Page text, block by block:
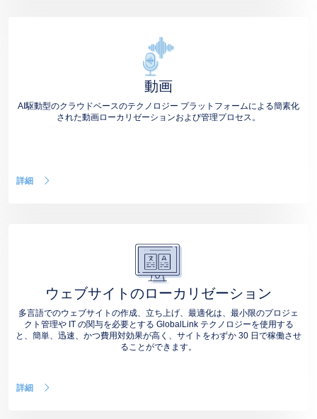
動画
AI駆動型のクラウドベースのテクノロジー プラットフォームによる簡素化
された動画ローカリゼーションおよび管理プロセス。
詳細
ウェブサイトのローカリゼーション
多言語でのウェブサイトの作成、立ち上げ、最適化は、最小限のプロジェ
クト管理や IT の関与を必要とする GlobalLink テクノロジーを使用する
と、簡単、迅速、かつ費用対効果が高く、サイトをわずか 30 日で稼働させ
ることができます。
詳細